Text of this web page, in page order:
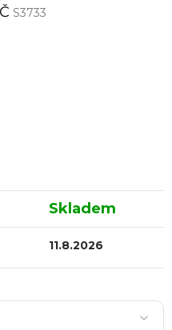
S3733
Skladem
11.8.2026